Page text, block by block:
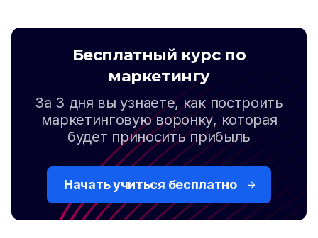
Бесплатный курс по
маркетингу
За 3 дня вы узнаете, как построить
маркетинговую воронку, которая
будет приносить прибыль
Начать учиться бесплатно